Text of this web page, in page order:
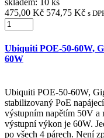
skladem: 10 ks
475,00 Kč 574,75 Kč s
Ubiquiti POE-50-60W,
60W
Ubiquiti POE-50-60W,
stabilizovaný PoE
výstupním napětím 50V
výstupní výkon je 60W.
po všech 4 párech. Není